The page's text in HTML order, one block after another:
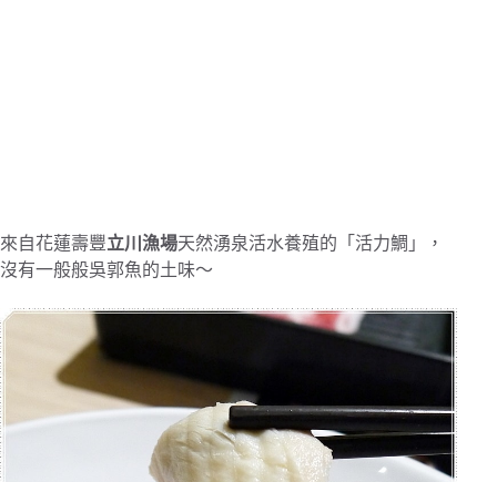
來自花蓮壽豐立川漁場天然湧泉活水養殖的「活力鯛」，
沒有一般般吳郭魚的土味～